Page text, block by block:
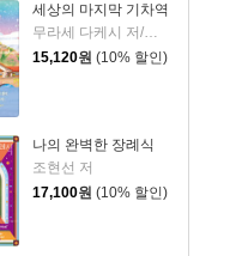
세상의 마지막 기차역
무라세 다케시 저/김지연 역
15,120원 (10% 할인)
나의 완벽한 장례식
조현선 저
17,100원 (10% 할인)